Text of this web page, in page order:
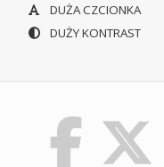
DUŻA CZCIONKA
DUŻY KONTRAST